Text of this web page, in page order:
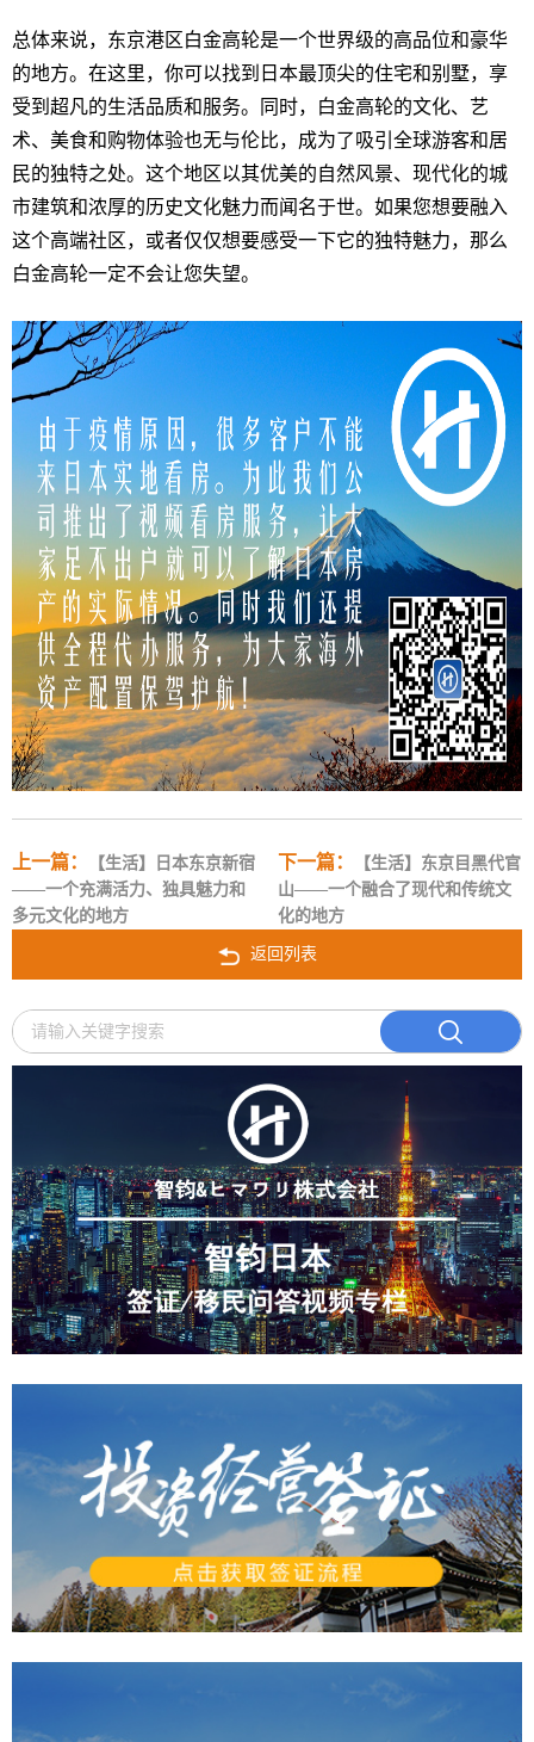
总体来说，东京港区白金高轮是一个世界级的高品位和豪华
的地方。在这里，你可以找到日本最顶尖的住宅和别墅，享
受到超凡的生活品质和服务。同时，白金高轮的文化、艺
术、美食和购物体验也无与伦比，成为了吸引全球游客和居
民的独特之处。这个地区以其优美的自然风景、现代化的城
市建筑和浓厚的历史文化魅力而闻名于世。如果您想要融入
这个高端社区，或者仅仅想要感受一下它的独特魅力，那么
白金高轮一定不会让您失望。
上一篇：
【生活】日本东京新宿
——一个充满活力、独具魅力和
多元文化的地方
下一篇：
【生活】东京目黑代官
山——一个融合了现代和传统文
化的地方
返回列表